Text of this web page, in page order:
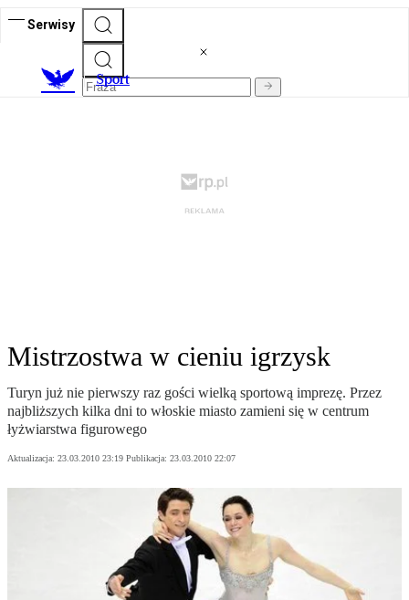
Serwisy
Sport
Mistrzostwa w cieniu igrzysk
Turyn już nie pierwszy raz gości wielką sportową imprezę. Przez
najbliższych kilka dni to włoskie miasto zamieni się w centrum
łyżwiarstwa figurowego
Aktualizacja: 23.03.2010 23:19 Publikacja: 23.03.2010 22:07